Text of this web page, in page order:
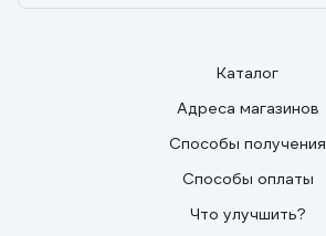
Каталог
Адреса магазинов
Способы получения
Способы оплаты
Что улучшить?